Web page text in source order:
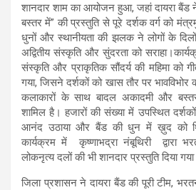
शानदार शाम का आयोजन हुआ, जहां दायरा बैंड
बस्तर में” की प्रस्तुति से पूरे दर्शक वर्ग को
धुनों और स्थानीयता की झलक ने लोगों के
अद्वितीय संस्कृति और सुंदरता को
संस्कृति और प्राकृतिक सौंदर्य की महिमा को
गया, जिसने दर्शकों को खास तौर पर
कलाकारों के साथ बादल अकादमी और
शामिल है। हजारों की संख्या में उपस्थित
आनंद उठाया और बैंड की धुन में ख़ुद को
कार्यक्रम में कृष्णाभद्रा नंबूथिरी द्वारा
लोकनृत्य दलों की भी शानदार प्रस्तुति दिया
जिला प्रशासन ने दायरा बैंड की पूरी टीम,